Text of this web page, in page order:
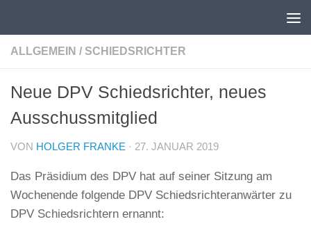
ALLGEMEIN / SCHIEDSRICHTER
Neue DPV Schiedsrichter, neues
Ausschussmitglied
VON HOLGER FRANKE · 27. JANUAR 2019
Das Präsidium des DPV hat auf seiner Sitzung am
Wochenende folgende DPV Schiedsrichteranwärter zu
DPV Schiedsrichtern ernannt: